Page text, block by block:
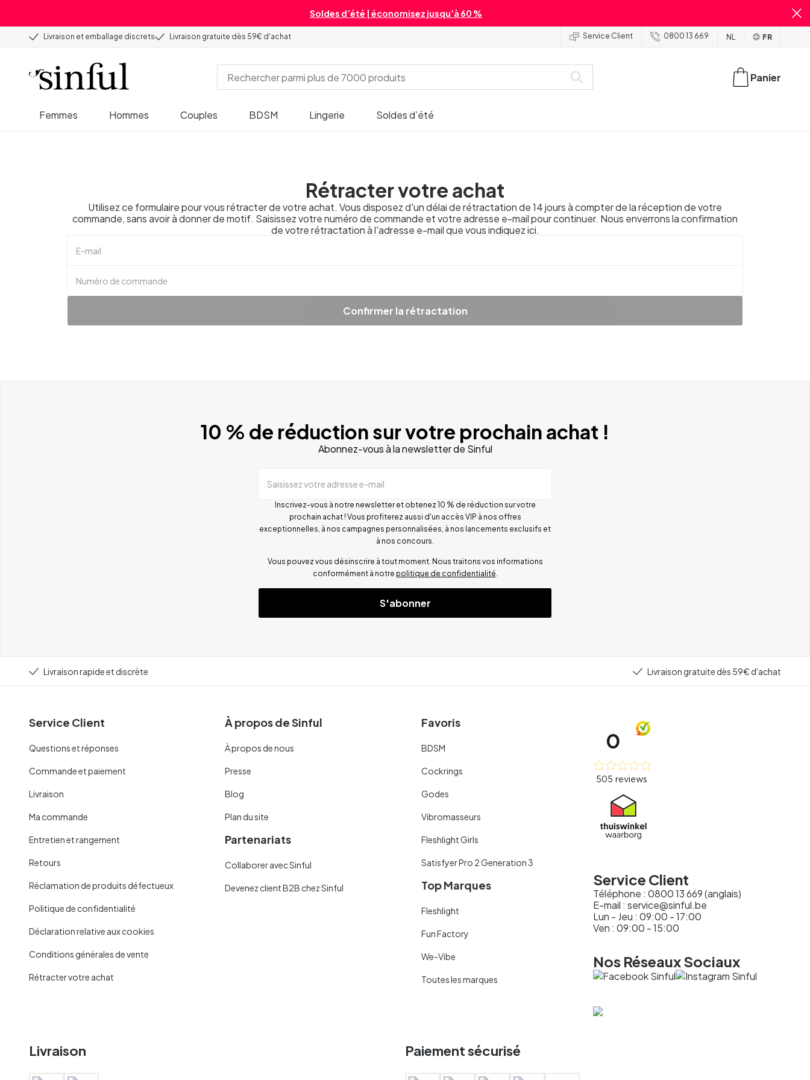
Soldes d’été | économisez jusqu’à 60 %
Livraison et emballage discrets Livraison gratuite dès 59€ d'achat Service Client 0800 13 669 NL FR
Femmes Hommes Couples BDSM Lingerie Soldes d’été
Panier
Rétracter votre achat
Utilisez ce formulaire pour vous rétracter de votre achat. Vous disposez d'un délai de rétractation de 14 jours à compter de la réception de votre
commande, sans avoir à donner de motif. Saisissez votre numéro de commande et votre adresse e-mail pour continuer. Nous enverrons la confirmation
de votre rétractation à l'adresse e-mail que vous indiquez ici.
E-mail
Numéro de commande
Confirmer la rétractation
10 % de réduction sur votre prochain achat !
Abonnez-vous à la newsletter de Sinful
Saisissez votre adresse e-mail
Inscrivez-vous à notre newsletter et obtenez 10 % de réduction sur votre
prochain achat ! Vous profiterez aussi d'un accès VIP à nos offres
exceptionnelles, à nos campagnes personnalisées, à nos lancements exclusifs et
à nos concours.
Vous pouvez vous désinscrire à tout moment. Nous traitons vos informations
conformément à notre politique de confidentialité
S'abonner
Livraison rapide et discrète Livraison gratuite dès 59€ d'achat
Service Client
Questions et réponses
Commande et paiement
Livraison
Ma commande
Entretien et rangement
Retours
Réclamation de produits défectueux
Politique de confidentialité
Déclaration relative aux cookies
Conditions générales de vente
Rétracter votre achat
À propos de Sinful
À propos de nous
Presse
Blog
Plan du site
Partenariats
Collaborer avec Sinful
Devenez client B2B chez Sinful
Favoris
BDSM
Cockrings
Godes
Vibromasseurs
Fleshlight Girls
Satisfyer Pro 2 Generation 3
Top Marques
Fleshlight
Fun Factory
We-Vibe
Toutes les marques
Service Client
Téléphone : 0800 13 669 (anglais)
E-mail : service@sinful.be
Lun - Jeu : 09:00 - 17:00
Ven : 09:00 - 15:00
Nos Réseaux Sociaux
Livraison Paiement sécurisé